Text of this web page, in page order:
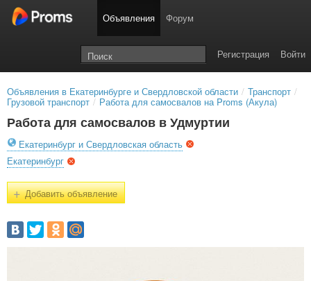
Объявления Форум
Войти
Регистрация
Объявления в Екатеринбурге и Свердловской области / Транспорт /
Грузовой транспорт / Работа для самосвалов на Proms (Акула)
Работа для самосвалов в Удмуртии
Екатеринбург и Свердловская область
Екатеринбург
+Добавить объявление